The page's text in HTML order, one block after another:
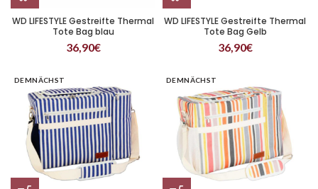
WD LIFESTYLE Gestreifte Thermal
Tote Bag blau
36,90€
WD LIFESTYLE Gestreifte Thermal
Tote Bag Gelb
36,90€
DEMNÄCHST DEMNÄCHST